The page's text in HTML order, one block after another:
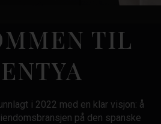
TIL
i 2022 med en klar visjon: å
på den spanske